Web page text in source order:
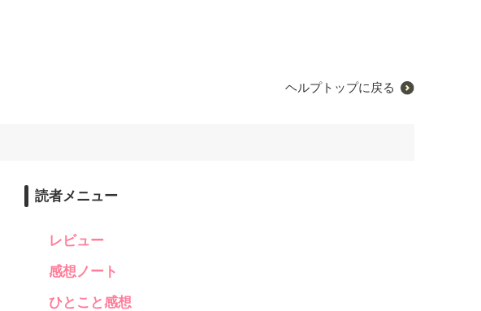
ヘルプトップに戻る
読者メニュー
レビュー
感想ノート
ひとこと感想